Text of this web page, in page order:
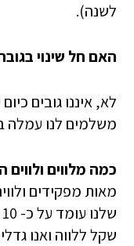
לשנה).
האם חל שינוי
לא, איננו גובים
משלמים לנו עמלה בגובה 1% לשנה
כמה מלווים
מאות מפקידים
שקל ללווה ואנו גדלים בכ- 200